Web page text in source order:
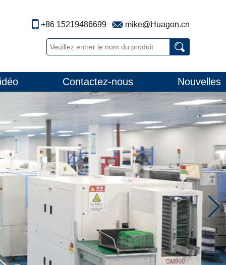
+86 15219486699 mike@Huagon.cn
Contactez-nous Nouvelles